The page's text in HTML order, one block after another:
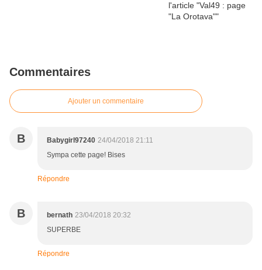
Commentaires
Ajouter un commentaire
B Babygirl97240 24/04/2018 21:11
Sympa cette page! Bises
Répondre
B bernath 23/04/2018 20:32
SUPERBE
Répondre